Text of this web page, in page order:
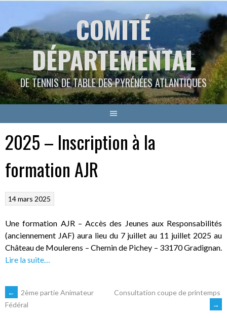
contenu
COMITÉ
DÉPARTEMENTAL
DE TENNIS DE TABLE DES PYRÉNÉES ATLANTIQUES
2025 – Inscription à la
formation AJR
14 mars 2025
Une formation AJR – Accès des Jeunes aux Responsabilités
(anciennement JAF) aura lieu du 7 juillet au 11 juillet 2025 au
Château de Moulerens – Chemin de Pichey – 33170 Gradignan.
Lire la suite…
NAVIGATION
←
2ème partie Animateur
Fédéral
Consultation coupe de printemps
→